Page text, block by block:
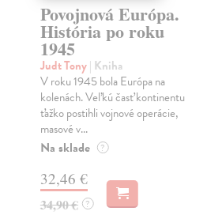
Povojnová Európa.
História po roku
1945
Judt Tony| Kniha
V roku 1945 bola Európa na
kolenách. Veľkú časť kontinentu
ťažko postihli vojnové operácie,
masové v...
Na sklade ?
32,46 €
34,90 € ?